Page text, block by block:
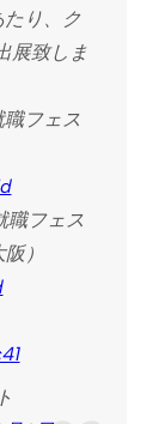
り、ク
展致しま
職フェス
職フェス
）